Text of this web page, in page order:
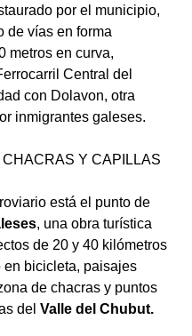
por el municipio,
de vías en forma
metros en curva,
Central del
con Dolavon, otra
inmigrantes galeses.
Y CAPILLAS
está el punto de
, una obra turística
de 20 y 40 kilómetros
en bicicleta, paisajes
de chacras y puntos
del Valle del Chubut.